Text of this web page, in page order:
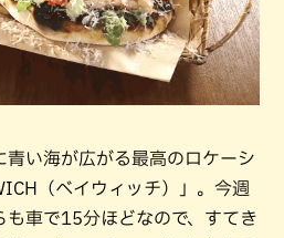
い海が広がる最高のロケーシ
（ベイウィッチ）」。今週
も車で15分ほどなので、すてき